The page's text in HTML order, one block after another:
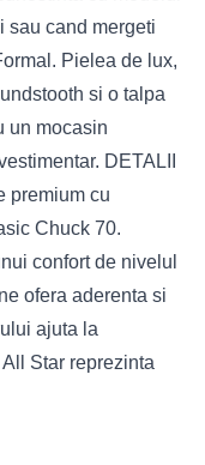
sau cand mergeti
Pielea de lux,
si o talpa
un mocasin
DETALII
premium cu
Chuck 70.
confort de nivelul
ofera aderenta si
ajuta la
Star reprezinta